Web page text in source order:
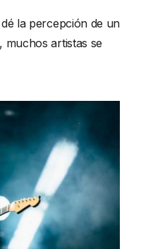
la percepción de un
muchos artistas se